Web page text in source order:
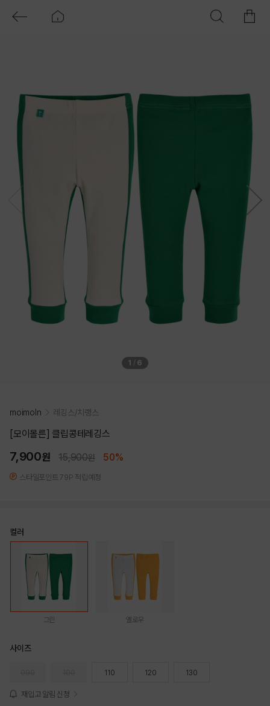
1 / 6
moimoln 레깅스/치랭스
[모이몰른] 클립콩테레깅스
7,900원 15,900원 50%
스타일포인트 79P 적립예정
컬러
그린 옐로우
사이즈
110 120 130
재입고 알림 신청